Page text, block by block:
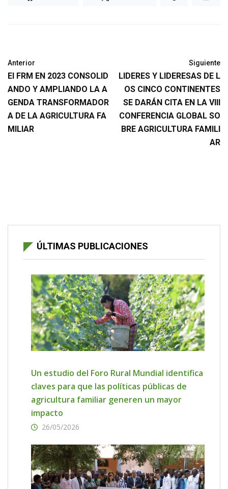
Anterior
El FRM EN 2023 CONSOLID
ANDO Y AMPLIANDO LA A
GENDA TRANSFORMADOR
A DE LA AGRICULTURA FA
MILIAR
Siguiente
LIDERES Y LIDERESAS DE L
OS CINCO CONTINENTES
SE DARÁN CITA EN LA VIII
CONFERENCIA GLOBAL SO
BRE AGRICULTURA FAMILI
AR
ÚLTIMAS PUBLICACIONES
Un estudio del Foro Rural Mundial identifica
claves para que las políticas públicas de
agricultura familiar generen un mayor
impacto
26/05/2026